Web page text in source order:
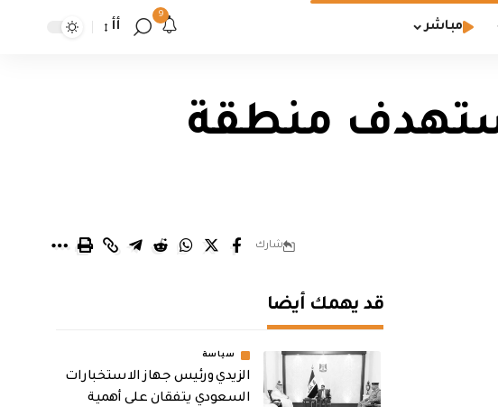
مباشر
9
أأ
منطقة
شارك
قد يهمك أيضا
سياسة
الزيدي ورئيس جهاز الاستخبارات
السعودي يتفقان على أهمية